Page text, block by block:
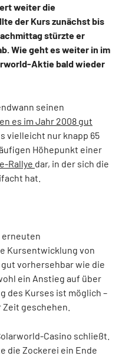
weiter die
der Kurs zunächst bis
stürzte er
Wie geht es weiter in im
Aktie bald wieder
seinen
es im Jahr 2008 gut
vielleicht nur knapp 65
Höhepunkt einer
Rallye dar, in der sich die
hat.
Kursentwicklung von
vorhersehbar wie die
ein Anstieg auf über
des Kurses ist möglich –
geschehen.
Casino schließt.
die Zockerei ein Ende